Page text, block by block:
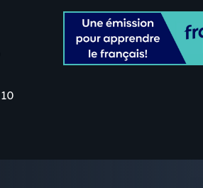
10